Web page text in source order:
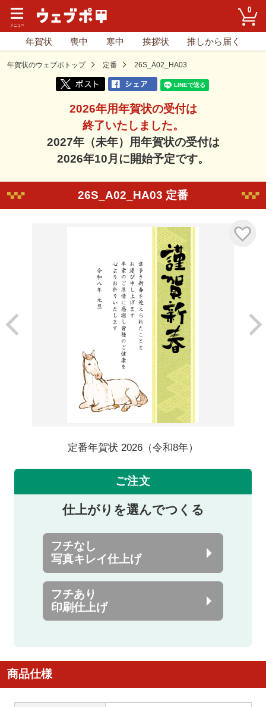
0
年賀状 喪中 寒中 挨拶状 推しから届く
年賀状のウェブポトップ 定番 26S_A02_HA03
2026年用年賀状の受付は
終了いたしました。
2027年（未年）用年賀状の受付は
2026年10月に開始予定です。
26S_A02_HA03 定番
定番年賀状 2026（令和8年）
ご注文
仕上がりを選んでつくる
フチなし
写真キレイ仕上げ
フチあり
印刷仕上げ
商品仕様